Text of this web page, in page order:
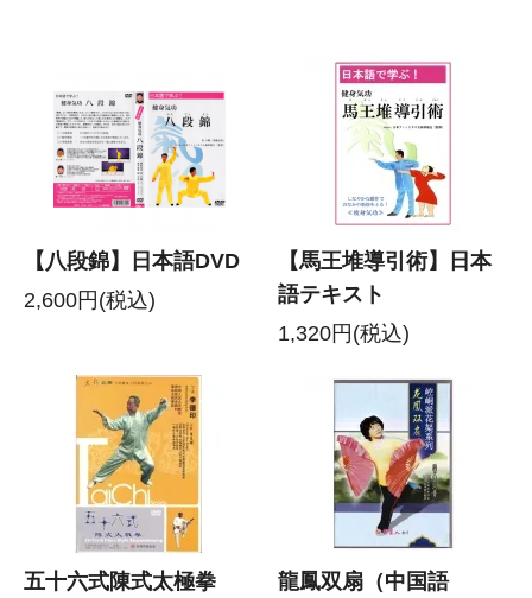
【八段錦】日本語DVD
2,600円(税込)
【馬王堆導引術】日本
語テキスト
1,320円(税込)
五十六式陳式太極拳
龍鳳双扇（中国語